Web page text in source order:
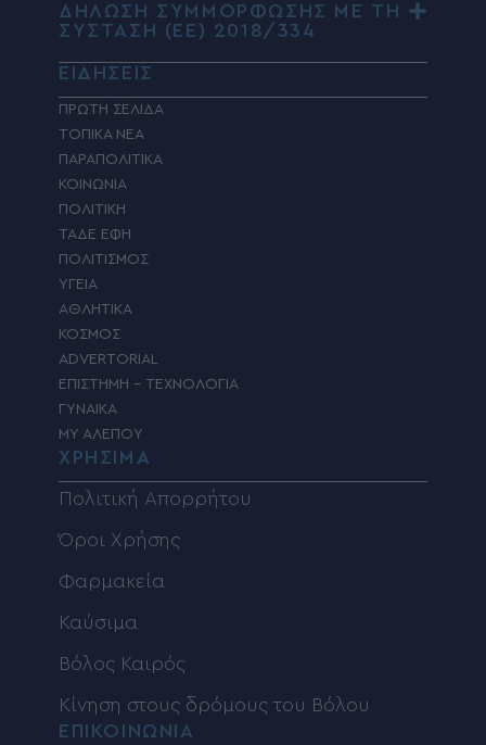
ΔΗΛΩΣΗ ΣΥΜΜΟΡΦΩΣΗΣ ΜΕ ΤΗ
ΣΥΣΤΑΣΗ (ΕΕ) 2018/334
ΕΙΔΗΣΕΙΣ
ΠΡΩΤΗ ΣΕΛΙΔΑ
ΤΟΠΙΚΑ ΝΕΑ
ΠΑΡΑΠΟΛΙΤΙΚΑ
ΚΟΙΝΩΝΙΑ
ΠΟΛΙΤΙΚΗ
ΤΑΔΕ ΕΦΗ
ΠΟΛΙΤΙΣΜΟΣ
ΥΓΕΙΑ
ΑΘΛΗΤΙΚΑ
ΚΟΣΜΟΣ
ADVERTORIAL
ΕΠΙΣΤΗΜΗ – ΤΕΧΝΟΛΟΓΙΑ
ΓΥΝΑΙΚΑ
MY ΑΛΕΠΟΥ
ΧΡΗΣΙΜΑ
Πολιτική Απορρήτου
Όροι Χρήσης
Φαρμακεία
Καύσιμα
Βόλος Καιρός
Κίνηση στους δρόμους του Βόλου
ΕΠΙΚΟΙΝΩΝΙΑ